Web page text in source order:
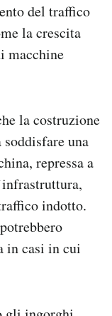
del traffico
la crescita
macchine
la costruzione
una
repressa a
indotto.
in casi in cui